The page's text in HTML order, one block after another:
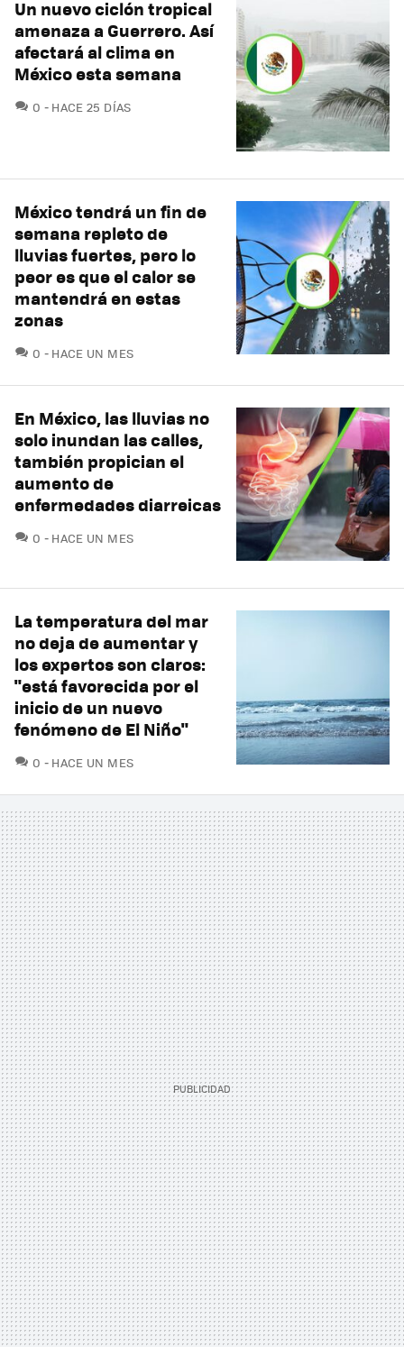
Un nuevo ciclón tropical
amenaza a Guerrero. Así
afectará al clima en
México esta semana
0 COMENTARIOS
HACE 25 DÍAS
México tendrá un fin de
semana repleto de
lluvias fuertes, pero lo
peor es que el calor se
mantendrá en estas
zonas
0 COMENTARIOS
HACE UN MES
En México, las lluvias no
solo inundan las calles,
también propician el
aumento de
enfermedades diarreicas
0 COMENTARIOS
HACE UN MES
La temperatura del mar
no deja de aumentar y
los expertos son claros:
"está favorecida por el
inicio de un nuevo
fenómeno de El Niño"
0 COMENTARIOS
HACE UN MES